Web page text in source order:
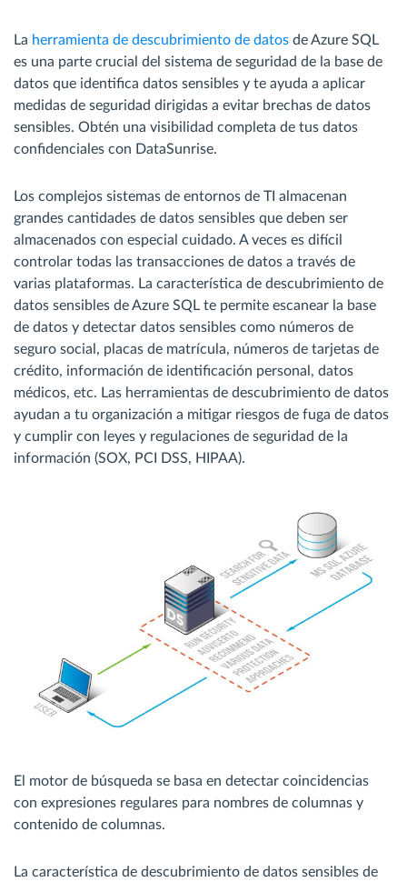
La herramienta de descubrimiento de datos de Azure SQL
es una parte crucial del sistema de seguridad de la base de
datos que identifica datos sensibles y te ayuda a aplicar
medidas de seguridad dirigidas a evitar brechas de datos
sensibles. Obtén una visibilidad completa de tus datos
confidenciales con DataSunrise.
Los complejos sistemas de entornos de TI almacenan
grandes cantidades de datos sensibles que deben ser
almacenados con especial cuidado. A veces es difícil
controlar todas las transacciones de datos a través de
varias plataformas. La característica de descubrimiento de
datos sensibles de Azure SQL te permite escanear la base
de datos y detectar datos sensibles como números de
seguro social, placas de matrícula, números de tarjetas de
crédito, información de identificación personal, datos
médicos, etc. Las herramientas de descubrimiento de datos
ayudan a tu organización a mitigar riesgos de fuga de datos
y cumplir con leyes y regulaciones de seguridad de la
información (SOX, PCI DSS, HIPAA).
El motor de búsqueda se basa en detectar coincidencias
con expresiones regulares para nombres de columnas y
contenido de columnas.
La característica de descubrimiento de datos sensibles de